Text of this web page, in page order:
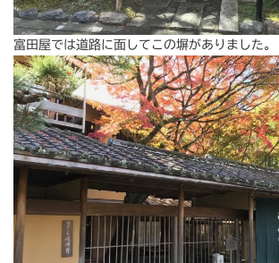
富田屋では道路に面してこの塀がありました。